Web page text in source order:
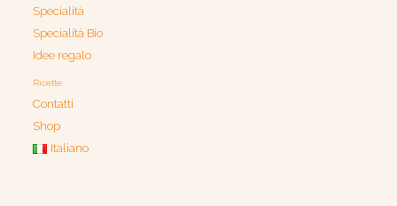
Specialità
Specialità Bio
Idee regalo
Ricette
Contatti
Shop
Italiano